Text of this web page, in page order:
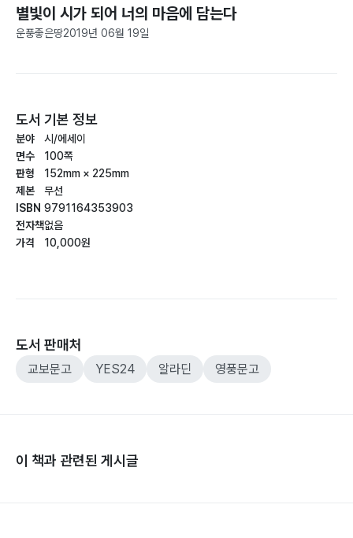
별빛이 시가 되어 너의 마음에 담는다
운풍좋은땅2019년 06월 19일
도서 기본 정보
분야
면수
판형
제본
ISBN
전자책
가격
시/에세이
100쪽
152mm × 225mm
무선
9791164353903
없음
10,000원
도서 판매처
교보문고 YES24 알라딘 영풍문고
이 책과 관련된 게시글